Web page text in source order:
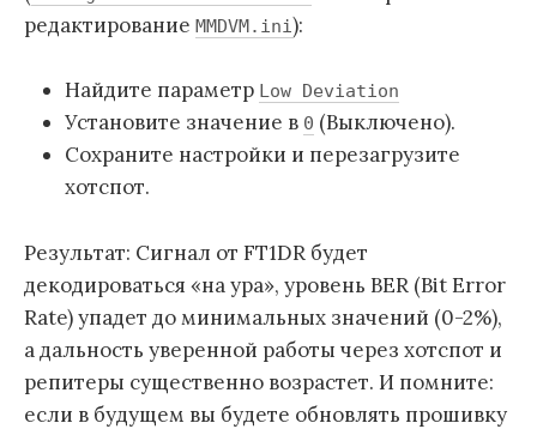
редактирование MMDVM.ini):
Найдите параметр Low Deviation
Установите значение в 0 (Выключено).
Сохраните настройки и перезагрузите
хотспот.
Результат: Сигнал от FT1DR будет
декодироваться «на ура», уровень BER (Bit Error
Rate) упадет до минимальных значений (0-2%),
а дальность уверенной работы через хотспот и
репитеры существенно возрастет. И помните:
если в будущем вы будете обновлять прошивку